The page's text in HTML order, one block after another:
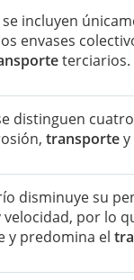
incluyen
envases
terciarios.
distinguen
transporte
disminuye su
por lo
y predomina el